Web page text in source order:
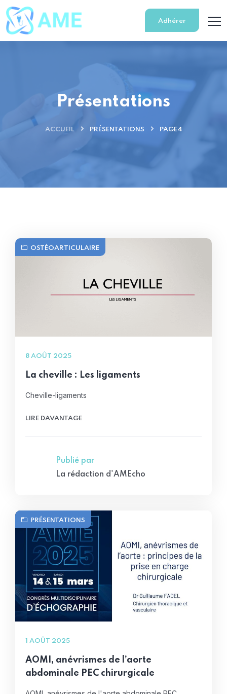
Adhérer
Présentations
ACCUEIL PRÉSENTATIONS PAGE4
OSTÉOARTICULAIRE
8 AOÛT 2025
La cheville : Les ligaments
Cheville-ligaments
LIRE DAVANTAGE
Publié par
La rédaction d'AMEcho
PRÉSENTATIONS
1 AOÛT 2025
AOMI, anévrismes de l’aorte
abdominale PEC chirurgicale